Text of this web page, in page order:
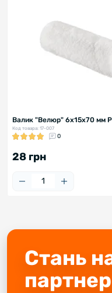
Валик "Велюр" 6х15х70 мм
Код товара: 17-007
0
28 грн
Стань